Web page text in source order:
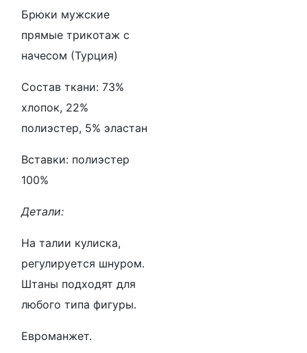
Брюки мужские
прямые трикотаж с
начесом (Турция)
Состав ткани: 73%
хлопок, 22%
полиэстер, 5% эластан
Вставки: полиэстер
100%
Детали:
На талии кулиска,
регулируется шнуром.
Штаны подходят для
любого типа фигуры.
Евроманжет.